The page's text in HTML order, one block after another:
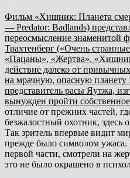
Фильм «Хищник: Планета
— Predator: Badlands)
переосмысление знаменитой
Трахтенберг («Очень
«Пацаны», «Жертва»,
действие далеко от
на мрачную, опасную планету
представитель расы Яутжа,
вынужден пройти
отличие от прежних частей,
безжалостный охотник, здесь
Так зритель впервые видит
прежде было символом
первой части, смотрели на
это не было окрашено в